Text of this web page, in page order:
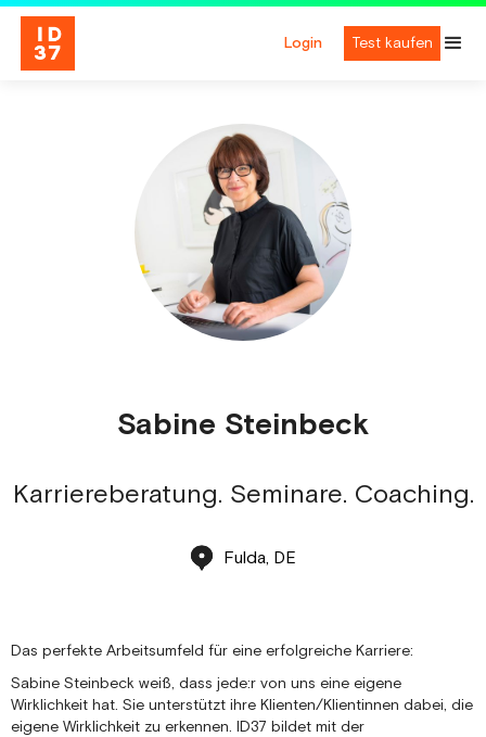
Login Test kaufen
Sabine Steinbeck
Karriereberatung. Seminare. Coaching.
Fulda, DE
Das perfekte Arbeitsumfeld für eine erfolgreiche Karriere:
Sabine Steinbeck weiß, dass jede:r von uns eine eigene
Wirklichkeit hat. Sie unterstützt ihre Klienten/Klientinnen dabei, die
eigene Wirklichkeit zu erkennen. ID37 bildet mit der